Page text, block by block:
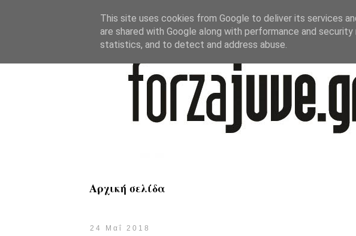
Αρχική σελίδα
24 Μαΐ 2018
This site uses cookies from Google to deliver its services
are shared with Google along with performance and
statistics, and to detect and address abuse.